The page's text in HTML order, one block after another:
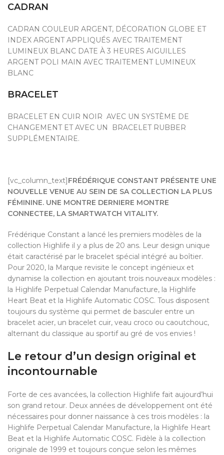
CADRAN
CADRAN COULEUR ARGENT, DÉCORATION GLOBE ET
INDEX ARGENT APPLIQUÉS AVEC TRAITEMENT
LUMINEUX BLANC DATE À 3 HEURES AIGUILLES
ARGENT POLI MAIN AVEC TRAITEMENT LUMINEUX
BLANC
BRACELET
BRACELET EN CUIR NOIR AVEC UN SYSTÈME DE
CHANGEMENT ET AVEC UN BRACELET RUBBER
SUPPLÉMENTAIRE.
[vc_column_text]FRÉDÉRIQUE CONSTANT PRÉSENTE UNE
NOUVELLE VENUE AU SEIN DE SA COLLECTION LA PLUS
FÉMININE. UNE MONTRE DERNIERE MONTRE
CONNECTEE, LA SMARTWATCH VITALITY.
Frédérique Constant a lancé les premiers modèles de la
collection Highlife il y a plus de 20 ans. Leur design unique
était caractérisé par le bracelet spécial intégré au boîtier.
Pour 2020, la Marque revisite le concept ingénieux et
dynamise la collection en ajoutant trois nouveaux modèles :
la Highlife Perpetual Calendar Manufacture, la Highlife
Heart Beat et la Highlife Automatic COSC. Tous disposent
toujours du système qui permet de basculer entre un
bracelet acier, un bracelet cuir, veau croco ou caoutchouc,
alternant du classique au sportif au gré de vos envies !
Le retour d’un design original et
incontournable
Forte de ces avancées, la collection Highlife fait aujourd’hui
son grand retour. Deux années de développement ont été
nécessaires pour donner naissance à ces trois modèles : la
Highlife Perpetual Calendar Manufacture, la Highlife Heart
Beat et la Highlife Automatic COSC. Fidèle à la collection
originale de 1999 et toujours conçue selon les mêmes